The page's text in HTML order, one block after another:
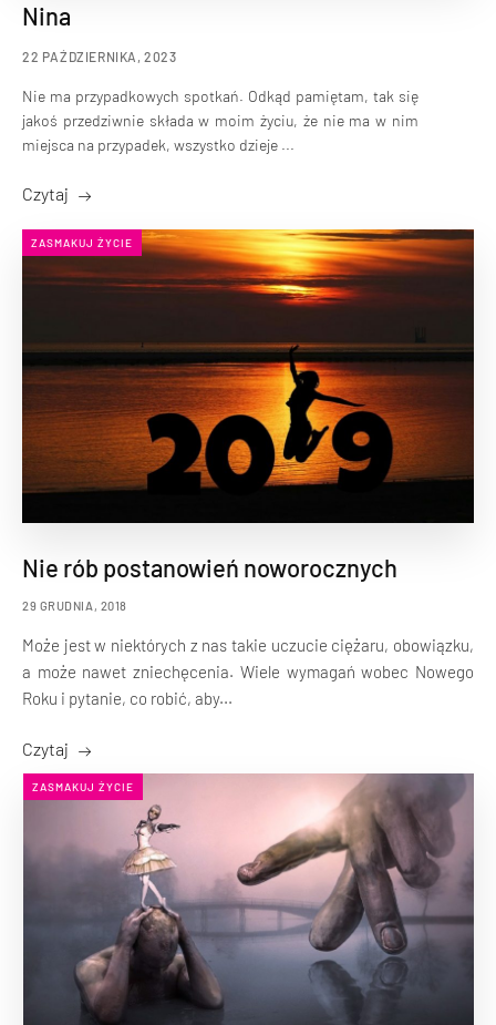
Nina
22 PAŹDZIERNIKA, 2023
Nie ma przypadkowych spotkań. Odkąd pamiętam, tak się
jakoś przedziwnie składa w moim życiu, że nie ma w nim
miejsca na przypadek, wszystko dzieje ...
Czytaj
ZASMAKUJ ŻYCIE
Nie rób postanowień noworocznych
29 GRUDNIA, 2018
Może jest w niektórych z nas takie uczucie ciężaru, obowiązku,
a może nawet zniechęcenia. Wiele wymagań wobec Nowego
Roku i pytanie, co robić, aby...
Czytaj
ZASMAKUJ ŻYCIE